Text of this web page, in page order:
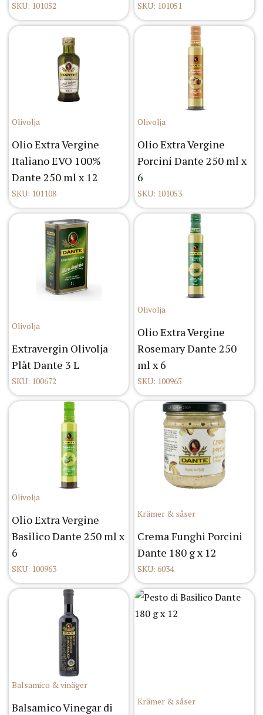
SKU: 101052 SKU: 101051
Olivolja
Olio Extra Vergine
Italiano EVO 100%
Dante 250 ml x 12
SKU: 101108
Olivolja
Olio Extra Vergine
Porcini Dante 250 ml x
6
SKU: 101053
Olivolja
Extravergin Olivolja
Plåt Dante 3 L
SKU: 100672
Olivolja
Olio Extra Vergine
Rosemary Dante 250
ml x 6
SKU: 100965
Olivolja
Olio Extra Vergine
Basilico Dante 250 ml x
6
SKU: 100963
Krämer & såser
Crema Funghi Porcini
Dante 180 g x 12
SKU: 6034
Balsamico & vinäger
Balsamico Vinegar di
Krämer & såser